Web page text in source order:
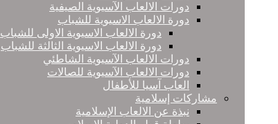
دورات الالعاب الآسيوية الصيفية
دورة الالعاب الاسيوية للشباب
دورة الالعاب الاسيوية الاولى للشباب
دورة الالعاب الاسيوية الثالثة للشباب
دورات الالعاب الآسيوية الشاطئي
دورات الالعاب الآسيوية للصالات
العاب آسيا للأطفال
مشاركات إسلامية
نبذة عن الالعاب الإسلامية